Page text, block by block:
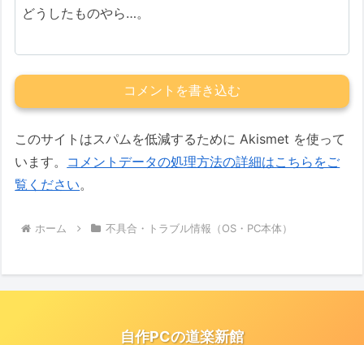
どうしたものやら…。
コメントを書き込む
このサイトはスパムを低減するために Akismet を使って
います。 コメントデータの処理方法の詳細はこちらをご
覧ください。
ホーム 不具合・トラブル情報（OS・PC本体）
自作PCの道楽新館